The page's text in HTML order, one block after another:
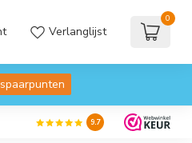
Verlanglijst
0
spaarpunten
9.7